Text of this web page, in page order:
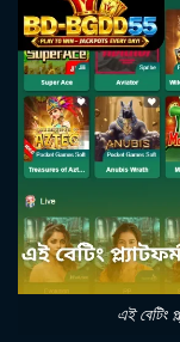
এই বেটিং